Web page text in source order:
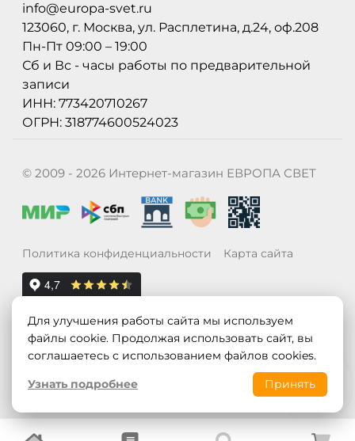
info@europa-svet.ru
123060, г. Москва, ул. Расплетина, д.24, оф.208
Пн-Пт 09:00 – 19:00
Сб и Вс - часы работы по предварительной
записи
ИНН: 773420710267
ОГРН: 318774600524023
© 2009 - 2026 Интернет-магазин ЕВРОПА СВЕТ
Политика конфиденциальности Карта сайта
Для улучшения работы сайта мы используем
файлы cookie. Продолжая использовать сайт, вы
соглашаетесь с использованием файлов cookies.
Узнать подробнее
Принять